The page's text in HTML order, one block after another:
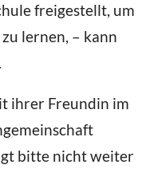
freigestellt, um
lernen, – kann
ihrer Freundin im
bitte nicht weiter